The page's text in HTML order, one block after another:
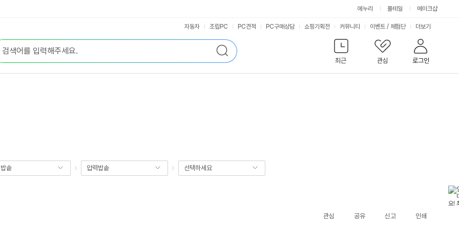
에누리 몰테일 메이크샵
검
색
최근
관심 로그인
자동차 조립PC PC견적 PC구매상담 쇼핑기획전 커뮤니티 이벤트 / 체험단 서
비
스
더보기
솥 압력밥솥 선택하세요
관심 공유 신고 인쇄